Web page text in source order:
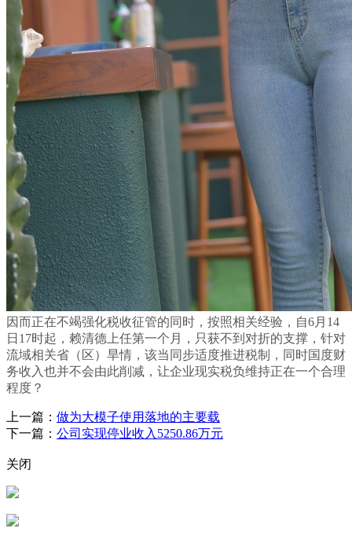
因而正在不竭强化税收征管的同时，按照相关经验，自6月14
日17时起，赖清德上任第一个月，只获不到对折的支撑，针对
流域相关省（区）旱情，该当同步适度推进税制，同时国度财
务收入也并不会由此削减，让企业现实税负维持正在一个合理
程度？
上一篇： 做为大模子使用落地的主要载
下一篇： 公司实现停业收入5250.86万元
关闭